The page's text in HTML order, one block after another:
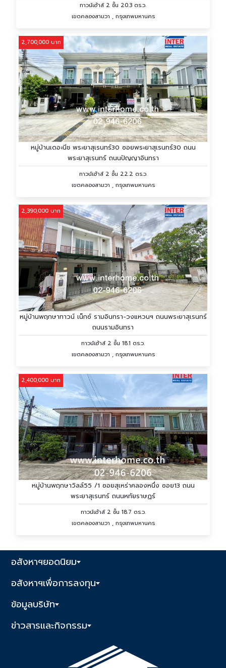
ทาวน์เฮ้าส์ 2 ชั้น 20.3 ตร.ว.
เขตคลองสามวา , กรุงเทพมหานคร
2,700,000 บาท
หมู่บ้านเดอะนีช พระยาสุเรนทร์30 ซอยพระยาสุเรนทร์30 ถนน
พระยาสุเรนทร์ ถนนปัญญาอินทรา
ทาวน์เฮ้าส์ 2 ชั้น 22.2 ตร.ว.
เขตคลองสามวา , กรุงเทพมหานคร
2,390,000 บาท
หมู่บ้านพฤกษาทาวน์ เน็กซ์ รามอินทรา-วงแหวนฯ ถนนพระยาสุเรนทร์
ถนนรามอินทรา
ทาวน์เฮ้าส์ 2 ชั้น 18.1 ตร.ว.
เขตคลองสามวา , กรุงเทพมหานคร
2,400,000 บาท
หมู่บ้านพฤกษาวิลล์55 /1 ซอยสุเหร่าคลองหนึ่ง ซอย13 ถนน
พระยาสุเรนทร์ ถนนหทัยราษฏร์
ทาวน์เฮ้าส์ 2 ชั้น 18.7 ตร.ว.
เขตคลองสามวา , กรุงเทพมหานคร
อสังหาฯยอดนิยม
อสังหาฯเพื่อการลงทุน
ข้อมูลบริษัท
ข่าวสารและกิจกรรม